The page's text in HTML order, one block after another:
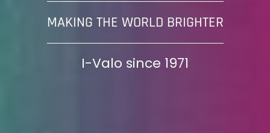
MAKING THE WORLD BRIGHTER
I-Valo since 1971